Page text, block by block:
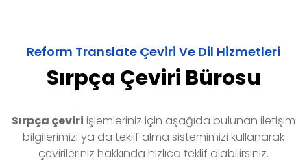
Reform Translate Çeviri Ve Dil Hizmetleri
Sırpça Çeviri Bürosu
Sırpça çeviri işlemleriniz için aşağıda bulunan iletişim
bilgilerimizi ya da teklif alma sistemimizi kullanarak
çevirileriniz hakkında hızlıca teklif alabilirsiniz.